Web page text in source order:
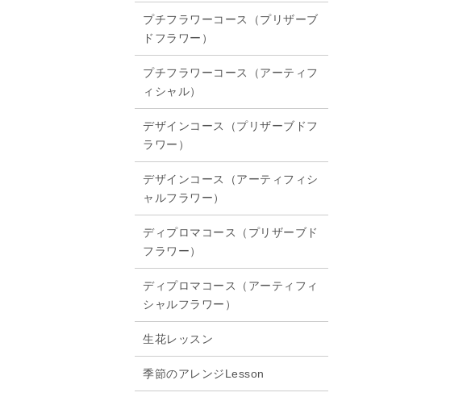
プチフラワーコース（プリザーブ
ドフラワー）
プチフラワーコース（アーティフ
ィシャル）
デザインコース（プリザーブドフ
ラワー）
デザインコース（アーティフィシ
ャルフラワー）
ディプロマコース（プリザーブド
フラワー）
ディプロマコース（アーティフィ
シャルフラワー）
生花レッスン
季節のアレンジLesson